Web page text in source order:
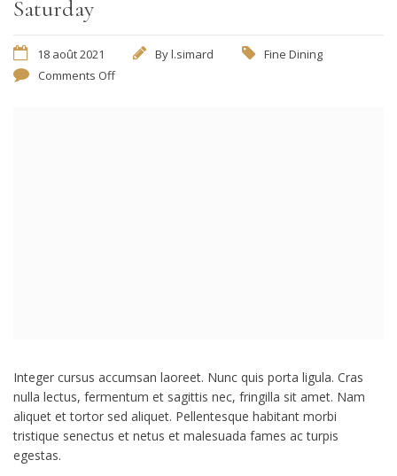
Saturday
18 août 2021 Byl.simard
Fine Dining
Comments Off
Integer cursus accumsan laoreet. Nunc quis porta ligula. Cras
nulla lectus, fermentum et sagittis nec, fringilla sit amet. Nam
aliquet et tortor sed aliquet. Pellentesque habitant morbi
tristique senectus et netus et malesuada fames ac turpis
egestas.